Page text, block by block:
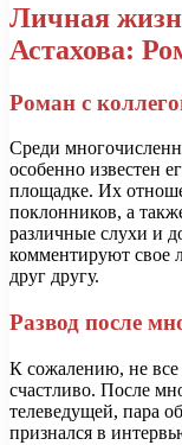
Личная
Астахова:
Роман с
Среди
особенно известен
площадке. Их
поклонников, а
различные слухи и
комментируют свое
друг другу.
Развод после
К сожалению, не все
счастливо. После
телеведущей, пара
признался в